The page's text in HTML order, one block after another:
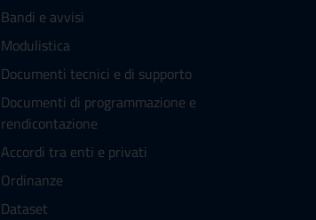
Bandi e avvisi
Modulistica
Documenti tecnici e di supporto
Documenti di programmazione e
rendicontazione
Accordi tra enti e privati
Ordinanze
Dataset